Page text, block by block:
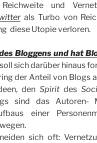
und
als Turbo von
diese Utopie verloren.
Bloggens und hat
sich darüber hinaus
der Anteil von Blogs
denSpirit des
sind das Autoren-
einer
sich oft: